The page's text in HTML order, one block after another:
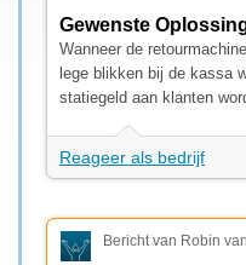
Gewenste
Wanneer de
lege blikken bij de kassa
statiegeld aan klanten
Reageer als bedrijf
Bericht van Robin